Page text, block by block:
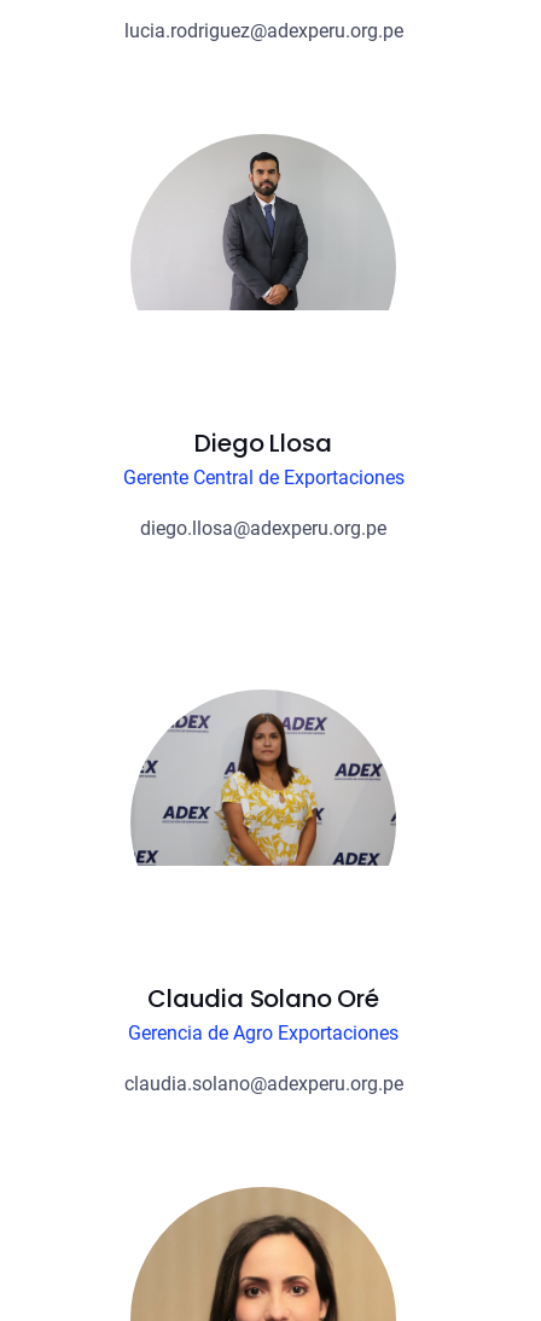
lucia.rodriguez@adexperu.org.pe
Diego Llosa
Gerente Central de Exportaciones
diego.llosa@adexperu.org.pe
Claudia Solano Oré
Gerencia de Agro Exportaciones
claudia.solano@adexperu.org.pe